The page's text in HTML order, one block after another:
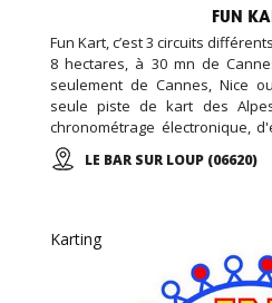
FUN
Fun Kart, c’est 3 circuits
8 hectares, à 30 mn de
seulement de Cannes, Nice
seule piste de kart des
chronométrage électronique,
de sécurité européenne,
restaurant sur place, nous
LE BAR SUR LOUP (06620)
Karting